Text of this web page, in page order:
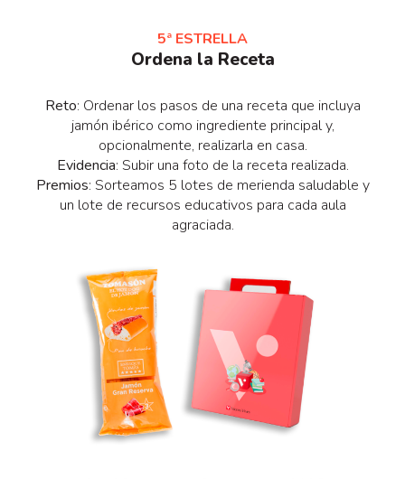
5ª ESTRELLA
Ordena la Receta
Reto: Ordenar los pasos de una receta que incluya
jamón ibérico como ingrediente principal y,
opcionalmente, realizarla en casa.
Evidencia: Subir una foto de la receta realizada.
Premios: Sorteamos 5 lotes de merienda saludable y
un lote de recursos educativos para cada aula
agraciada.